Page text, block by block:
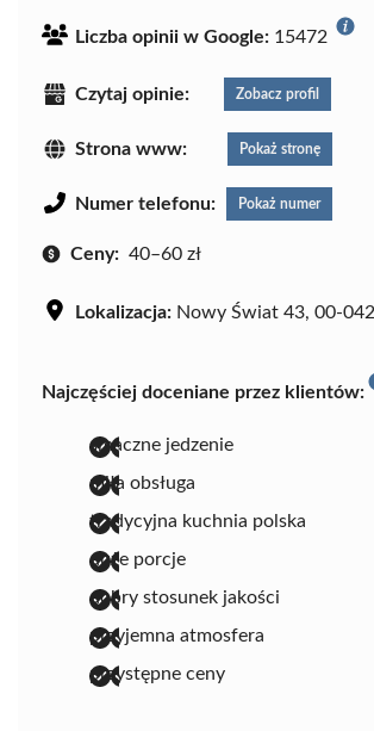
Liczba opinii w Google: 15472
Czytaj opinie: Zobacz profil
Strona www: Pokaż stronę
Numer telefonu: Pokaż numer
Ceny: 40–60 zł
Lokalizacja: Nowy Świat 43, 00-
Najczęściej doceniane przez klientów:
smaczne jedzenie
miła obsługa
tradycyjna kuchnia polska
duże porcje
dobry stosunek jakości
przyjemna atmosfera
przystępne ceny